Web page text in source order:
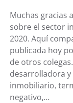
Muchas gracias
sobre el sector
2020. Aquí
publicada hoy
de otros
desarrolladora
inmobiliario,
negativo,…